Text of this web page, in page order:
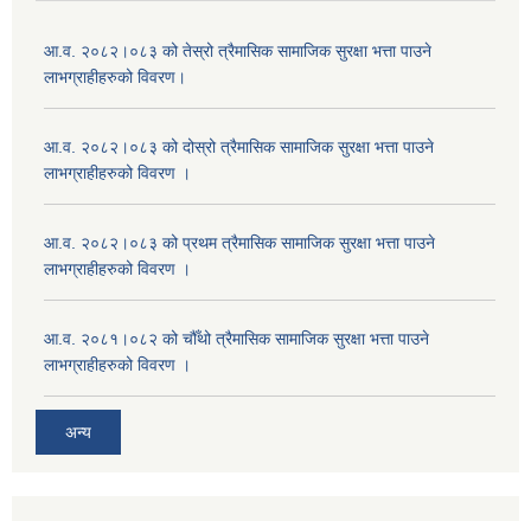
आ.व. २०८२।०८३ को तेस्रो त्रैमासिक सामाजिक सुरक्षा भत्ता पाउने
लाभग्राहीहरुको विवरण।
आ.व. २०८२।०८३ को दोस्रो त्रैमासिक सामाजिक सुरक्षा भत्ता पाउने
लाभग्राहीहरुको विवरण ।
आ.व. २०८२।०८३ को प्रथम त्रैमासिक सामाजिक सुरक्षा भत्ता पाउने
लाभग्राहीहरुको विवरण ।
आ.व. २०८१।०८२ को चौँथो त्रैमासिक सामाजिक सुरक्षा भत्ता पाउने
लाभग्राहीहरुको विवरण ।
अन्य